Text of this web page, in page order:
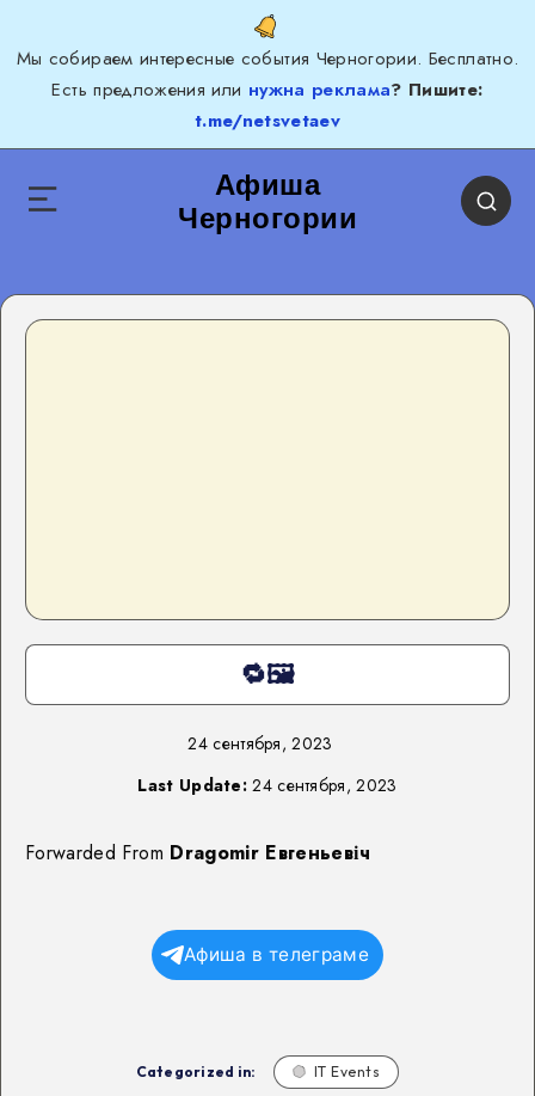
Мы собираем интересные события Черногории. Бесплатно.
Есть предложения или нужна реклама? Пишите:
t.me/netsvetaev
Афиша
Черногории
🔁🖼
24 сентября, 2023
Last Update: 24 сентября, 2023
Forwarded From Dragomir Евгеньевіч
Афиша в телеграме
Categorized in: IT Events